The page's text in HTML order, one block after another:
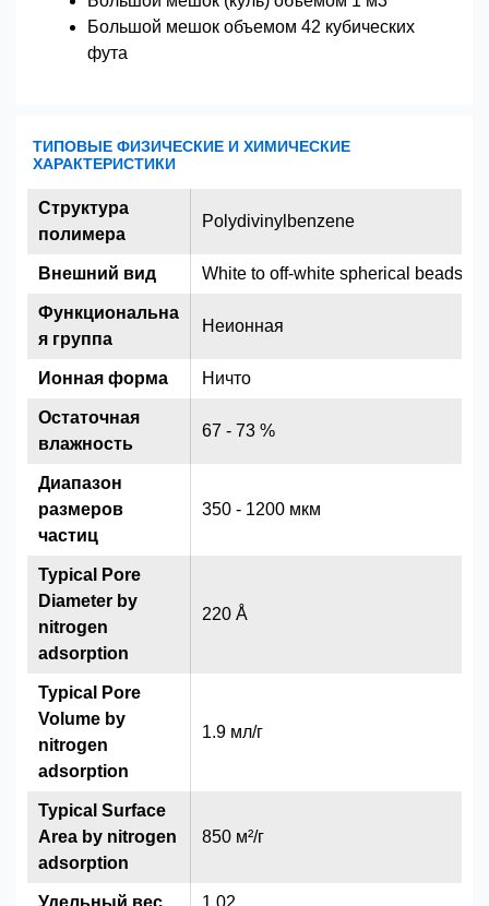
Большой мешок объемом 42 кубических
фута
ТИПОВЫЕ ФИЗИЧЕСКИЕ И ХИМИЧЕСКИЕ
ХАРАКТЕРИСТИКИ
Polydivinylbenzene
White to off-white spherical beads
Неионная
Ничто
67 - 73 %
350 - 1200 мкм
220 Å
1.9 мл/г
850 м²/г
1.02
Структура
полимера
Внешний вид
Функциональна
я группа
Ионная форма
Остаточная
влажность
Диапазон
размеров
частиц
Typical Pore
Diameter by
nitrogen
adsorption
Typical Pore
Volume by
nitrogen
adsorption
Typical Surface
Area by nitrogen
adsorption
Удельный вес